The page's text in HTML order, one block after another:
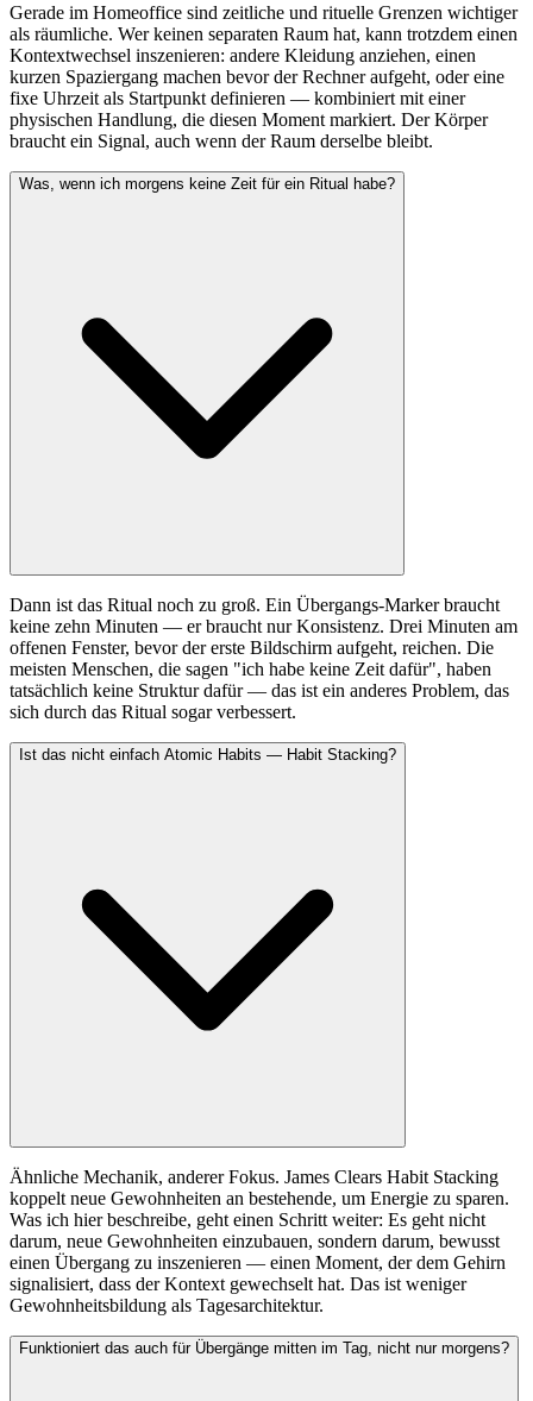
Gerade im Homeoffice sind zeitliche und rituelle Grenzen wichtiger
als räumliche. Wer keinen separaten Raum hat, kann trotzdem einen
Kontextwechsel inszenieren: andere Kleidung anziehen, einen
kurzen Spaziergang machen bevor der Rechner aufgeht, oder eine
fixe Uhrzeit als Startpunkt definieren — kombiniert mit einer
physischen Handlung, die diesen Moment markiert. Der Körper
braucht ein Signal, auch wenn der Raum derselbe bleibt.
Was, wenn ich morgens keine Zeit für ein Ritual habe?
Dann ist das Ritual noch zu groß. Ein Übergangs-Marker braucht
keine zehn Minuten — er braucht nur Konsistenz. Drei Minuten am
offenen Fenster, bevor der erste Bildschirm aufgeht, reichen. Die
meisten Menschen, die sagen "ich habe keine Zeit dafür", haben
tatsächlich keine Struktur dafür — das ist ein anderes Problem, das
sich durch das Ritual sogar verbessert.
Ist das nicht einfach Atomic Habits — Habit Stacking?
Ähnliche Mechanik, anderer Fokus. James Clears Habit Stacking
koppelt neue Gewohnheiten an bestehende, um Energie zu sparen.
Was ich hier beschreibe, geht einen Schritt weiter: Es geht nicht
darum, neue Gewohnheiten einzubauen, sondern darum, bewusst
einen Übergang zu inszenieren — einen Moment, der dem Gehirn
signalisiert, dass der Kontext gewechselt hat. Das ist weniger
Gewohnheitsbildung als Tagesarchitektur.
Funktioniert das auch für Übergänge mitten im Tag, nicht nur morgens?